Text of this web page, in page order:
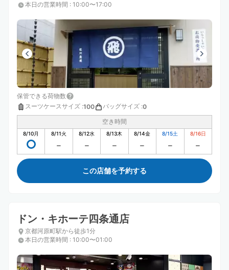
本日の営業時間 : 10:00〜17:00
保管できる荷物数
スーツケースサイズ :100 バッグサイズ :0
空き時間
8/10月 8/11火 8/12水 8/13木 8/14金 8/15土 8/16日
この店舗を予約する
ドン・キホーテ四条通店
京都河原町駅から徒歩1分
本日の営業時間 : 10:00〜01:00